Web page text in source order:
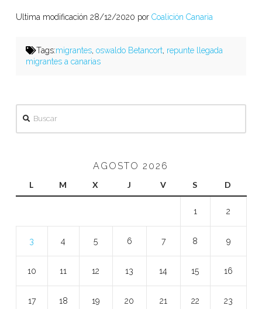
Ultima modificación 28/12/2020 por Coalición Canaria
Tags:migrantes,oswaldo Betancort, repunte llegada
migrantes a canarias
AGOSTO 2026
L M X J V S D
1 2
3 4 5 6 7 8 9
10 11 12 13 14 15 16
17 18 19 20 21 22 23